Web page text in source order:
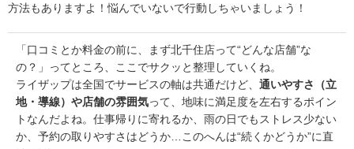
方法もありますよ！悩んでいないで行動しちゃいましょう！
「口コミとか料金の前に、まず北千住店って“どんな店舗”な
の？」ってところ、ここでサクッと整理していくね。
ライザップは全国でサービスの軸は共通だけど、 通いやすさ（立
地・導線）や店舗の雰囲気って、地味に満足度を左右するポイン
トなんだよね。仕事帰りに寄れるか、雨の日でもストレス少ない
か、予約の取りやすさはどうか…このへんは“続くかどうか”に直